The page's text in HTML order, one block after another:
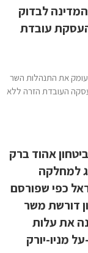
לבדוק
עובדת
את התנהלות השר
העובדת הזרה ללא
אהוד ברק
למחלקה
כפי שפורסם
דורשת משר
את עלות
מניו-יורק